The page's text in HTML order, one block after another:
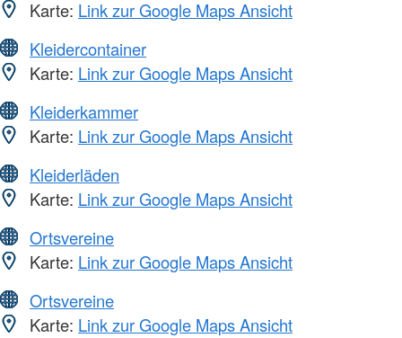
Karte: Link zur Google Maps Ansicht
Kleidercontainer
Karte: Link zur Google Maps Ansicht
Kleiderkammer
Karte: Link zur Google Maps Ansicht
Kleiderläden
Karte: Link zur Google Maps Ansicht
Ortsvereine
Karte: Link zur Google Maps Ansicht
Ortsvereine
Karte: Link zur Google Maps Ansicht